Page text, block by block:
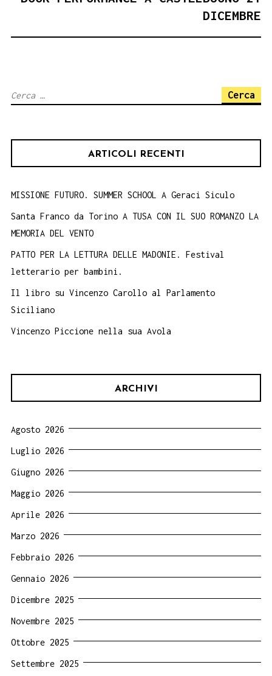
DICEMBRE
Ricerca
ARTICOLI RECENTI
MISSIONE FUTURO. SUMMER SCHOOL A Geraci Siculo
Santa Franco da Torino A TUSA CON IL SUO ROMANZO LA
MEMORIA DEL VENTO
PATTO PER LA LETTURA DELLE MADONIE. Festival
letterario per bambini.
Il libro su Vincenzo Carollo al Parlamento
Siciliano
Vincenzo Piccione nella sua Avola
ARCHIVI
Agosto 2026
Luglio 2026
Giugno 2026
Maggio 2026
Aprile 2026
Marzo 2026
Febbraio 2026
Gennaio 2026
Dicembre 2025
Novembre 2025
Ottobre 2025
Settembre 2025